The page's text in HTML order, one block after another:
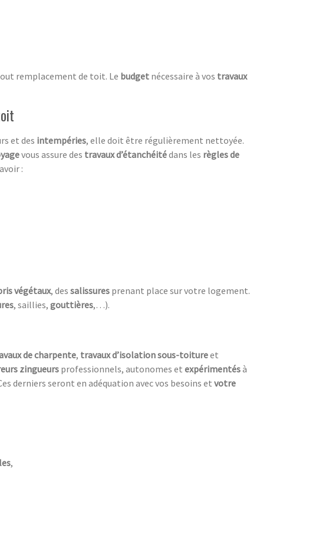
remplacement de toit. Le budget nécessaire à vos travaux
et des intempéries, elle doit être régulièrement nettoyée.
vous assure des travaux d’étanchéitédans les règles de
:
végétaux, des salissures prenant place sur votre logement.
, saillies, gouttières,…).
de charpente, travaux d’isolation sous-toitureet
zingueurs professionnels, autonomes et expérimentésà
derniers seront en adéquation avec vos besoins etvotre
,